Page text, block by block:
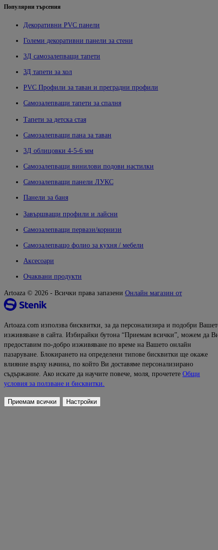
Популярни търсения
Декоративни PVC панели
Големи декоративни панели за стени
3Д самозалепващи тапети
ЗД тапети за хол
PVC Профили за таван и преградни профили
Самозалепващи тапети за спалня
Тапети за детска стая
Самозалепващи пана за таван
3Д облицовки 4-5-6 мм
Самозалепващи винилови подови настилки
Самозалепващи панели ЛУКС
Панели за баня
Завършващи профили и лайсни
Самозалепващи первази/корнизи
Самозалепващо фолио за кухня / мебели
Аксесоари
Очаквани продукти
Artoaza © 2026 - Всички права запазени Онлайн магазин от
Artoaza.com използва бисквитки, за да персонализира и подобри
изживяване в сайта. Избирайки бутона “Приемам всички”, можем да
предоставим по-добро изживяване по време на Вашето онлайн
пазаруване. Блокирането на определени типове бисквитки ще окаже
влияние върху начина, по който Ви доставяме персонализирано
съдържание. Ако искате да научите повече, моля, прочетете Общи
условия за ползване и бисквитки.
Приемам всички Настройки